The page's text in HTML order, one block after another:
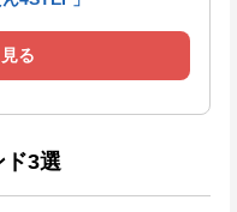
る
ド3選